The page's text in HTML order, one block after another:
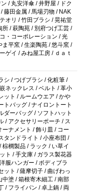
/ 丸安洋傘 / 井野屋 / ドク
藤田金属 / 馬場刃物 / NAK
オリ / 竹田ブラシ / 晃祐堂
/ 萩陶苑 / 別府つげ工芸 /
・コーポレーション / 光
平窯 / 生楽陶苑 / 悠斗窯 /
ゲイ / みね屋工房 / ｄａｔ
シ / つげブラシ / 化粧筆 /
ネックレス / ベルト / 革小
ット / ルームウエア / かや
トバッグ / ナイロントート
ダーバッグ / ソフトハット
/ アクセサリーポーチ / ス
ーナメント / 飾り皿 / コー
タンドライト / 小座布団 /
櫚製品 / ラック / い草イ
ト / 手文庫 / ガラス製花器
服ハンガー / ボディブラ
ット / 薩摩切子 / 曲げわっ
中塗 / 箱根寄木細工 / 南部
/ フライパン / 卓上鍋 / 両